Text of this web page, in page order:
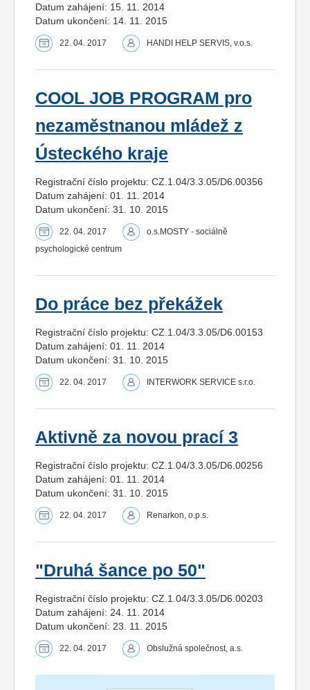
Datum zahájení: 15. 11. 2014
Datum ukončení: 14. 11. 2015
22. 04. 2017 HANDI HELP SERVIS, v.o.s.
COOL JOB PROGRAM pro
nezaměstnanou mládež z
Ústeckého kraje
Registrační číslo projektu: CZ.1.04/3.3.05/D6.00356
Datum zahájení: 01. 11. 2014
Datum ukončení: 31. 10. 2015
22. 04. 2017
o.s.MOSTY - sociálně
psychologické centrum
Do práce bez překážek
Registrační číslo projektu: CZ.1.04/3.3.05/D6.00153
Datum zahájení: 01. 11. 2014
Datum ukončení: 31. 10. 2015
22. 04. 2017 INTERWORK SERVICE s.r.o.
Aktivně za novou prací 3
Registrační číslo projektu: CZ.1.04/3.3.05/D6.00256
Datum zahájení: 01. 11. 2014
Datum ukončení: 31. 10. 2015
22. 04. 2017 Renarkon, o.p.s.
"Druhá šance po 50"
Registrační číslo projektu: CZ.1.04/3.3.05/D6.00203
Datum zahájení: 24. 11. 2014
Datum ukončení: 23. 11. 2015
22. 04. 2017 Obslužná společnost, a.s.